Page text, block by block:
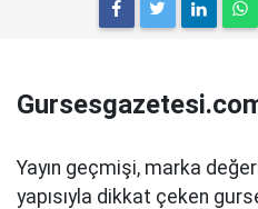
Yayın geçmişi, marka
yapısıyla dikkat çeken